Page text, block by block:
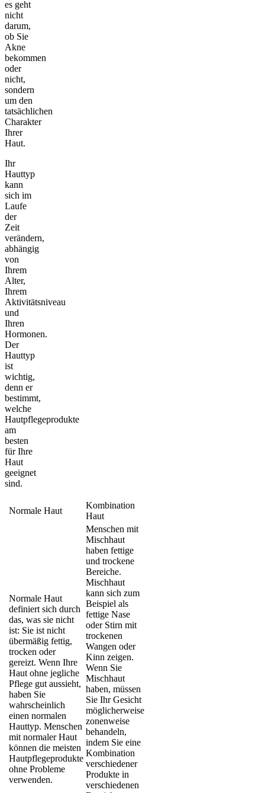
es geht
nicht
darum,
ob Sie
Akne
bekommen
oder
nicht,
sondern
um den
tatsächlichen
Charakter
Ihrer
Haut.
Ihr
Hauttyp
kann
sich im
Laufe
der
Zeit
verändern,
abhängig
von
Ihrem
Alter,
Ihrem
Aktivitätsniveau
und
Ihren
Hormonen.
Der
Hauttyp
ist
wichtig,
denn er
bestimmt,
welche
Hautpflegeprodukte
am
besten
für Ihre
Haut
geeignet
sind.
Normale Haut
Kombination
Haut
Normale Haut
definiert sich durch
das, was sie nicht
ist: Sie ist nicht
übermäßig fettig,
trocken oder
gereizt. Wenn Ihre
Haut ohne jegliche
Pflege gut aussieht,
haben Sie
wahrscheinlich
einen normalen
Hauttyp. Menschen
mit normaler Haut
können die meisten
Hautpflegeprodukte
ohne Probleme
verwenden.
Menschen mit
Mischhaut
haben fettige
und trockene
Bereiche.
Mischhaut
kann sich zum
Beispiel als
fettige Nase
oder Stirn mit
trockenen
Wangen oder
Kinn zeigen.
Wenn Sie
Mischhaut
haben, müssen
Sie Ihr Gesicht
möglicherweise
zonenweise
behandeln,
indem Sie eine
Kombination
verschiedener
Produkte in
verschiedenen